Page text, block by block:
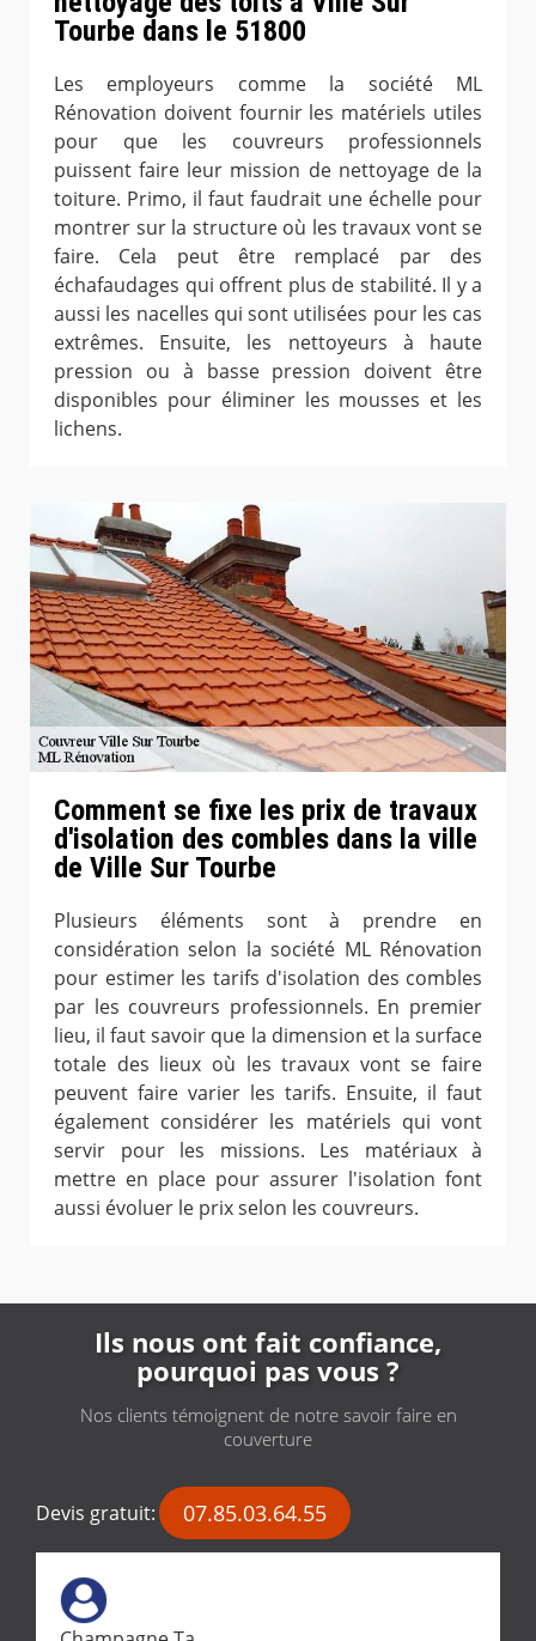
Tourbe dans le 51800
Les employeurs comme la société ML
Rénovation doivent fournir les matériels utiles
pour que les couvreurs professionnels
puissent faire leur mission de nettoyage de la
toiture. Primo, il faut faudrait une échelle pour
montrer sur la structure où les travaux vont se
faire. Cela peut être remplacé par des
échafaudages qui offrent plus de stabilité. Il y a
aussi les nacelles qui sont utilisées pour les cas
extrêmes. Ensuite, les nettoyeurs à haute
pression ou à basse pression doivent être
disponibles pour éliminer les mousses et les
lichens.
Comment se fixe les prix de travaux
d'isolation des combles dans la ville
de Ville Sur Tourbe
Plusieurs éléments sont à prendre en
considération selon la société ML Rénovation
pour estimer les tarifs d'isolation des combles
par les couvreurs professionnels. En premier
lieu, il faut savoir que la dimension et la surface
totale des lieux où les travaux vont se faire
peuvent faire varier les tarifs. Ensuite, il faut
également considérer les matériels qui vont
servir pour les missions. Les matériaux à
mettre en place pour assurer l'isolation font
aussi évoluer le prix selon les couvreurs.
Ils nous ont fait confiance,
pourquoi pas vous ?
Nos clients témoignent de notre savoir faire en
couverture
Devis gratuit: 07.85.03.64.55